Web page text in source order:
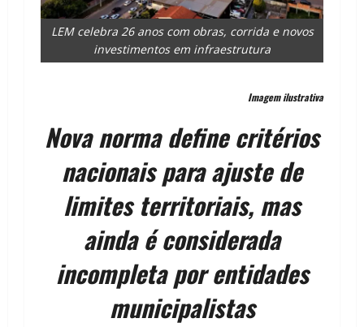
LEM celebra 26 anos com obras, corrida e novos
investimentos em infraestrutura
Imagem ilustrativa
Nova norma define critérios
nacionais para ajuste de
limites territoriais, mas
ainda é considerada
incompleta por entidades
municipalistas